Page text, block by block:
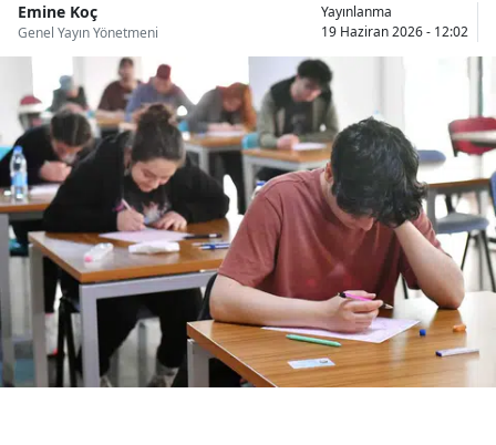
Bolu
Burdur
Bursa
Çanakkale
Çankırı
Çorum
Denizli
Diyarbakır
Emine Koç
Genel Yayın Yönetmeni
Yayınlanma
19 Haziran 2026 - 12:02